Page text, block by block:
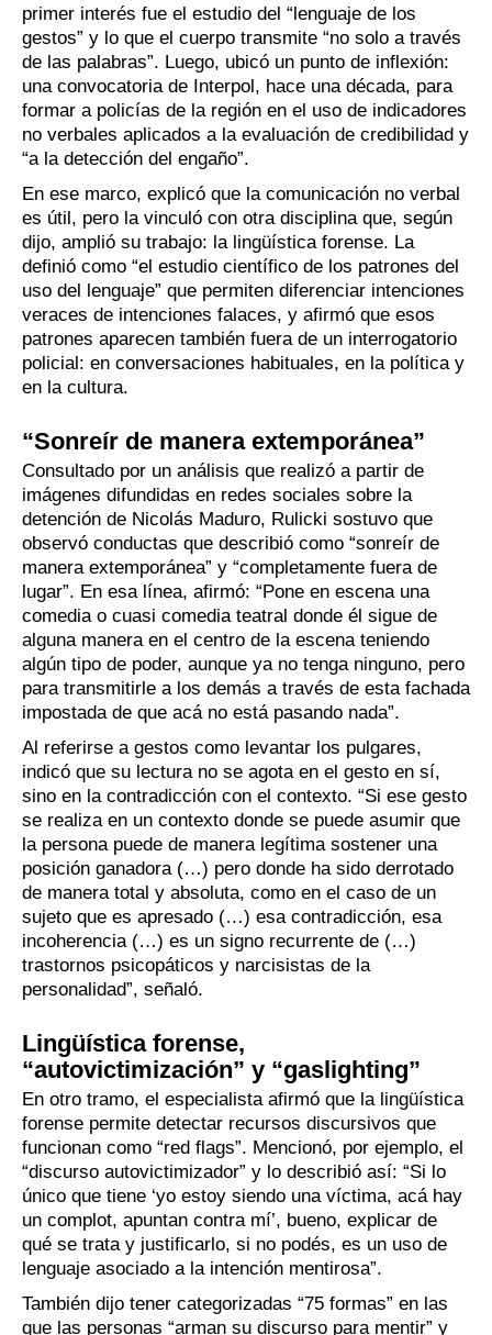
primer interés fue el estudio del “lenguaje de los
gestos” y lo que el cuerpo transmite “no solo a través
de las palabras”. Luego, ubicó un punto de inflexión:
una convocatoria de Interpol, hace una década, para
formar a policías de la región en el uso de indicadores
no verbales aplicados a la evaluación de credibilidad y
“a la detección del engaño”.
En ese marco, explicó que la comunicación no verbal
es útil, pero la vinculó con otra disciplina que, según
dijo, amplió su trabajo: la lingüística forense. La
definió como “el estudio científico de los patrones del
uso del lenguaje” que permiten diferenciar intenciones
veraces de intenciones falaces, y afirmó que esos
patrones aparecen también fuera de un interrogatorio
policial: en conversaciones habituales, en la política y
en la cultura.
“Sonreír de manera extemporánea”
Consultado por un análisis que realizó a partir de
imágenes difundidas en redes sociales sobre la
detención de Nicolás Maduro, Rulicki sostuvo que
observó conductas que describió como “sonreír de
manera extemporánea” y “completamente fuera de
lugar”. En esa línea, afirmó: “Pone en escena una
comedia o cuasi comedia teatral donde él sigue de
alguna manera en el centro de la escena teniendo
algún tipo de poder, aunque ya no tenga ninguno, pero
para transmitirle a los demás a través de esta fachada
impostada de que acá no está pasando nada”.
Al referirse a gestos como levantar los pulgares,
indicó que su lectura no se agota en el gesto en sí,
sino en la contradicción con el contexto. “Si ese gesto
se realiza en un contexto donde se puede asumir que
la persona puede de manera legítima sostener una
posición ganadora (…) pero donde ha sido derrotado
de manera total y absoluta, como en el caso de un
sujeto que es apresado (…) esa contradicción, esa
incoherencia (…) es un signo recurrente de (…)
trastornos psicopáticos y narcisistas de la
personalidad”, señaló.
Lingüística forense,
“autovictimización” y “gaslighting”
En otro tramo, el especialista afirmó que la lingüística
forense permite detectar recursos discursivos que
funcionan como “red flags”. Mencionó, por ejemplo, el
“discurso autovictimizador” y lo describió así: “Si lo
único que tiene ‘yo estoy siendo una víctima, acá hay
un complot, apuntan contra mí’, bueno, explicar de
qué se trata y justificarlo, si no podés, es un uso de
lenguaje asociado a la intención mentirosa”.
También dijo tener categorizadas “75 formas” en las
que las personas “arman su discurso para mentir” y